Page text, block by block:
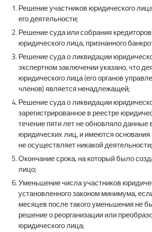
Решение участников юридического
его деятельности;
Решение суда или собрания
юридического лица, признанного
Решение суда о ликвидации
экспертном заключении указано, что
юридического лица (его органов
членов) является ненадлежащей;
Решение суда о ликвидации
зарегистрированное в реестре
течение пяти лет не обновляло данные
юридических лиц, и имеются основания
не осуществляет никакой деятельности;
Окончание срока, на который было
лицо;
Уменьшение числа участников
установленного законом минимума,
месяцев после такого уменьшения не
решение о реорганизации или
юридического лица;